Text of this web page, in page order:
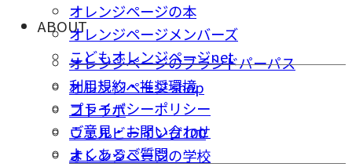
オレンジページの本
オレンジページメンバーズ
こどもオレンジページnet
オレンジページ shop
コトラボ
ウェルビーイング100
オレンジページの学校
ABOUT
オレンジページのブランドパーパス
利用規約・推奨環境
プライバシーポリシー
ご意⾒・お問い合わせ
よくあるご質問